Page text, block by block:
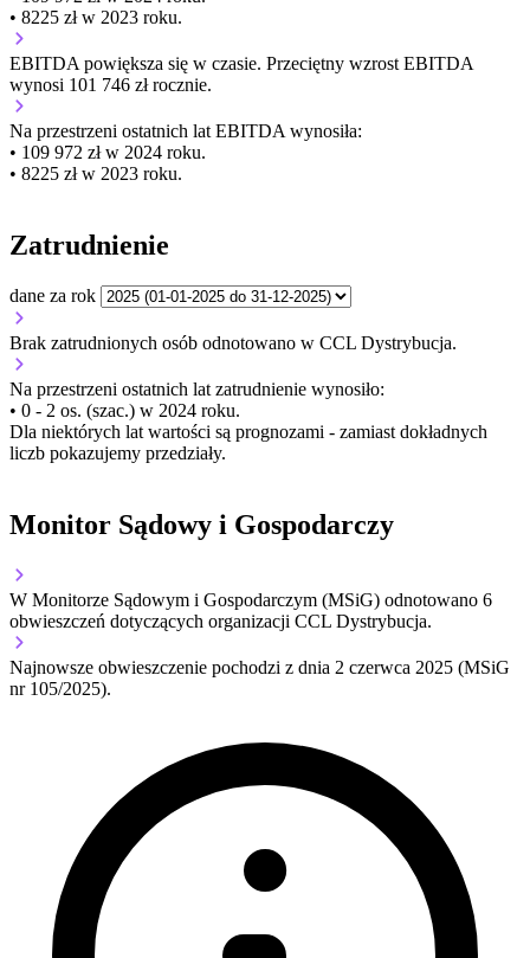
• 8225 zł w 2023 roku.
EBITDA powiększa się w czasie. Przeciętny wzrost EBITDA
wynosi 101 746 zł rocznie.
Na przestrzeni ostatnich lat EBITDA wynosiła:
• 109 972 zł w 2024 roku.
• 8225 zł w 2023 roku.
Zatrudnienie
dane za rok
Brak zatrudnionych osób odnotowano w CCL Dystrybucja.
Na przestrzeni ostatnich lat zatrudnienie wynosiło:
• 0 - 2 os. (szac.) w 2024 roku.
Dla niektórych lat wartości są prognozami - zamiast dokładnych
liczb pokazujemy przedziały.
Monitor Sądowy i Gospodarczy
W Monitorze Sądowym i Gospodarczym (MSiG) odnotowano 6
obwieszczeń dotyczących organizacji CCL Dystrybucja.
Najnowsze obwieszczenie pochodzi z dnia 2 czerwca 2025 (MSiG
nr 105/2025).